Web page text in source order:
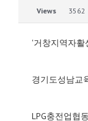
Views 3562
'거창지역자
경기도성남교
LPG충전업협